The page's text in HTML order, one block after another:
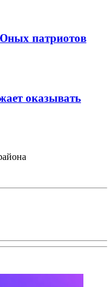
патриотов
оказывать